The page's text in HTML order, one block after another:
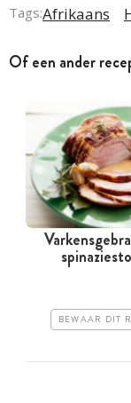
Tags:Afrikaans
Of een ander
BEWAAR DIT